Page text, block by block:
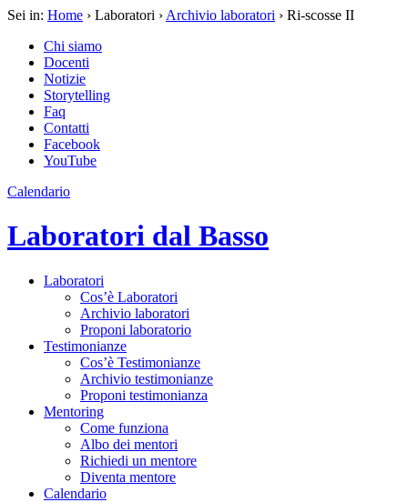
Sei in: Home › Laboratori › Archivio laboratori › Ri-scosse II
Chi siamo
Docenti
Notizie
Storytelling
Faq
Contatti
Facebook
YouTube
Calendario
Laboratori dal Basso
Laboratori
Cos’è Laboratori
Archivio laboratori
Proponi laboratorio
Testimonianze
Cos’è Testimonianze
Archivio testimonianze
Proponi testimonianza
Mentoring
Come funziona
Albo dei mentori
Richiedi un mentore
Diventa mentore
Calendario